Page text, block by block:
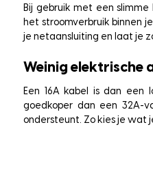
Bij gebruik met een
het stroomverbruik binnen
je netaansluiting en laat je
Weinig elektrische
Een 16A kabel is dan een
goedkoper dan een 32A-
ondersteunt. Zo kies je wat